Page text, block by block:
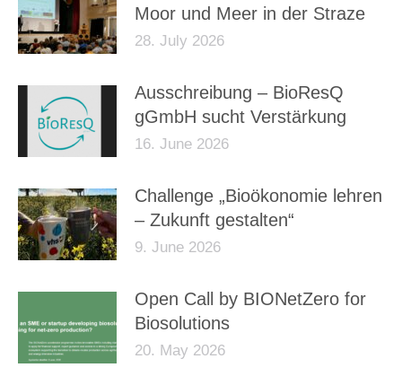
Moor und Meer in der Straze
28. July 2026
Ausschreibung – BioResQ
gGmbH sucht Verstärkung
16. June 2026
Challenge „Bioökonomie lehren
– Zukunft gestalten“
9. June 2026
Open Call by BIONetZero for
Biosolutions
20. May 2026